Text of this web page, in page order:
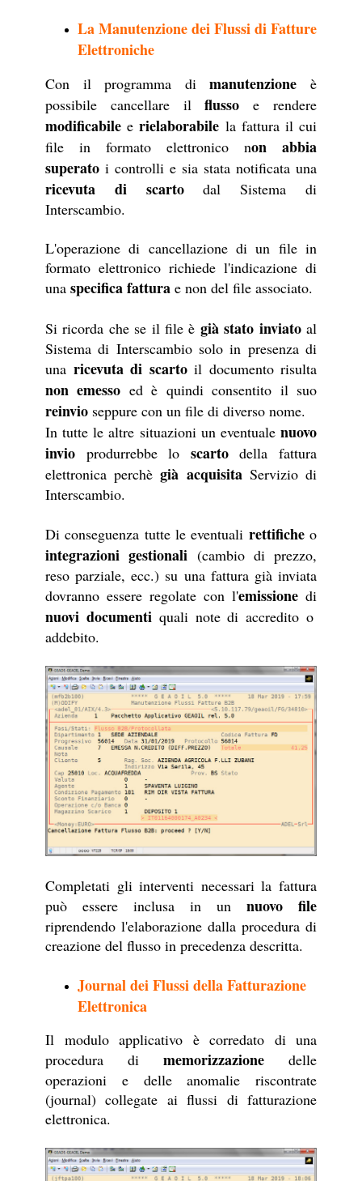
La Manutenzione dei Flussi di Fatture
Elettroniche
Con il programma dimanutenzione è
possibile cancellare ilflusso e rendere
modificabile erielaborabile la fattura il cui
file in formato elettronico non abbia
superato i controlli e sia stata notificata una
ricevuta di scartodal Sistema di
Interscambio.
L'operazione di cancellazione di un file in
formato elettronico richiede l'indicazione di
una specifica fattura e non del file associato.
Si ricorda che se il file è già stato inviatoal
Sistema di Interscambio solo in presenza di
una ricevuta di scartoil documento risulta
non emesso ed è quindi consentito il suo
reinvio seppure con un file di diverso nome.
In tutte le altre situazioni un eventuale nuovo
invio produrrebbe lo scartodella fattura
elettronica perchègià acquisitaServizio di
Interscambio.
Di conseguenza tutte le eventuali rettificheo
integrazioni gestionali (cambio di prezzo,
reso parziale, ecc.) su una fattura già inviata
dovranno essere regolate con l'emissione di
nuovi documentiquali note di accredito o
addebito.
Completati gli interventi necessari la fattura
può essere inclusa in un nuovo file
riprendendo l'elaborazione dalla procedura di
creazione del flusso in precedenza descritta.
Journal dei Flussi della Fatturazione
Elettronica
Il modulo applicativo è corredato di una
procedura di memorizzazione delle
operazioni e delle anomalie riscontrate
(journal) collegate ai flussi di fatturazione
elettronica.